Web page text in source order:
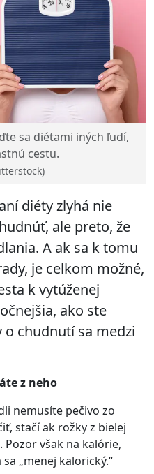
sa diétami iných ľudí,
cestu.
diéty zlyhá nie
ale preto, že
A ak sa k tomu
je celkom možné,
k vytúženej
ako ste
o chudnutí sa medzi
z neho
nemusíte pečivo zo
stačí ak rožky z bielej
Pozor však na kalórie,
„menej kalorický.“